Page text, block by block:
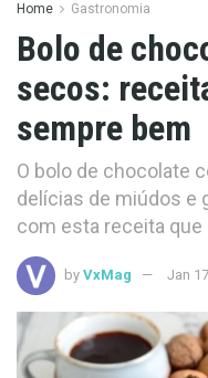
Home Gastronomia
Bolo de
secos:
sempre bem
O bolo de chocolate
delícias de miúdos e
com esta receita
by VxMag Jan